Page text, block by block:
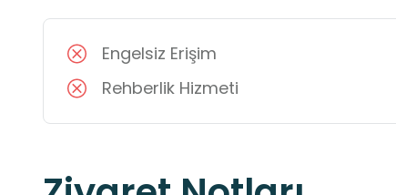
Engelsiz Erişim
Rehberlik Hizmeti